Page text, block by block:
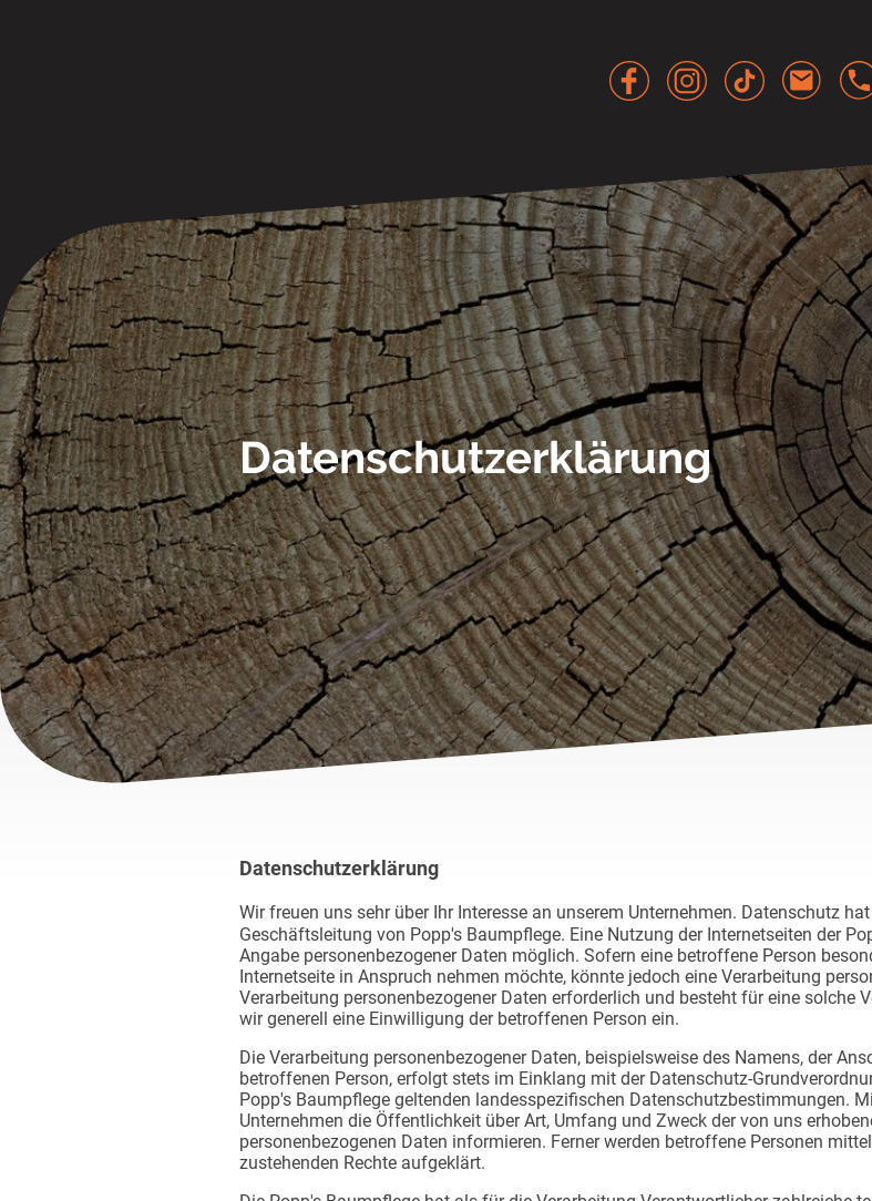
Datenschutzerklärung
Datenschutzerklärung
Wir freuen uns sehr über Ihr Interesse an unserem Unternehmen. Datenschutz
Geschäftsleitung von Popp's Baumpflege. Eine Nutzung der Internetseiten der
Angabe personenbezogener Daten möglich. Sofern eine betroffene Person
Internetseite in Anspruch nehmen möchte, könnte jedoch eine Verarbeitung
Verarbeitung personenbezogener Daten erforderlich und besteht für eine solche
wir generell eine Einwilligung der betroffenen Person ein.
Die Verarbeitung personenbezogener Daten, beispielsweise des Namens, der
betroffenen Person, erfolgt stets im Einklang mit der Datenschutz-
Popp's Baumpflege geltenden landesspezifischen Datenschutzbestimmungen.
Unternehmen die Öffentlichkeit über Art, Umfang und Zweck der von uns
personenbezogenen Daten informieren. Ferner werden betroffene Personen
zustehenden Rechte aufgeklärt.